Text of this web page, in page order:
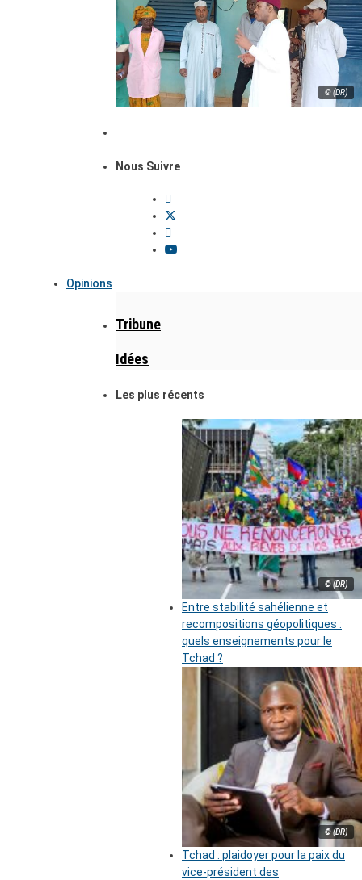
© (DR)
Nous Suivre
Opinions
Tribune
Idées
Les plus récents
© (DR)
Entre stabilité sahélienne et
recompositions géopolitiques :
quels enseignements pour le
Tchad ?
© (DR)
Tchad : plaidoyer pour la paix du
vice-président des